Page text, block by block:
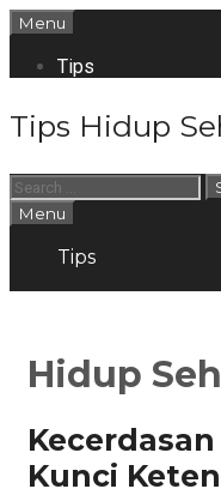
Skip
to
content
Menu
Tips
Tips Hidup
Search
for:
Search
Menu
Tips
Hidup
Kunci